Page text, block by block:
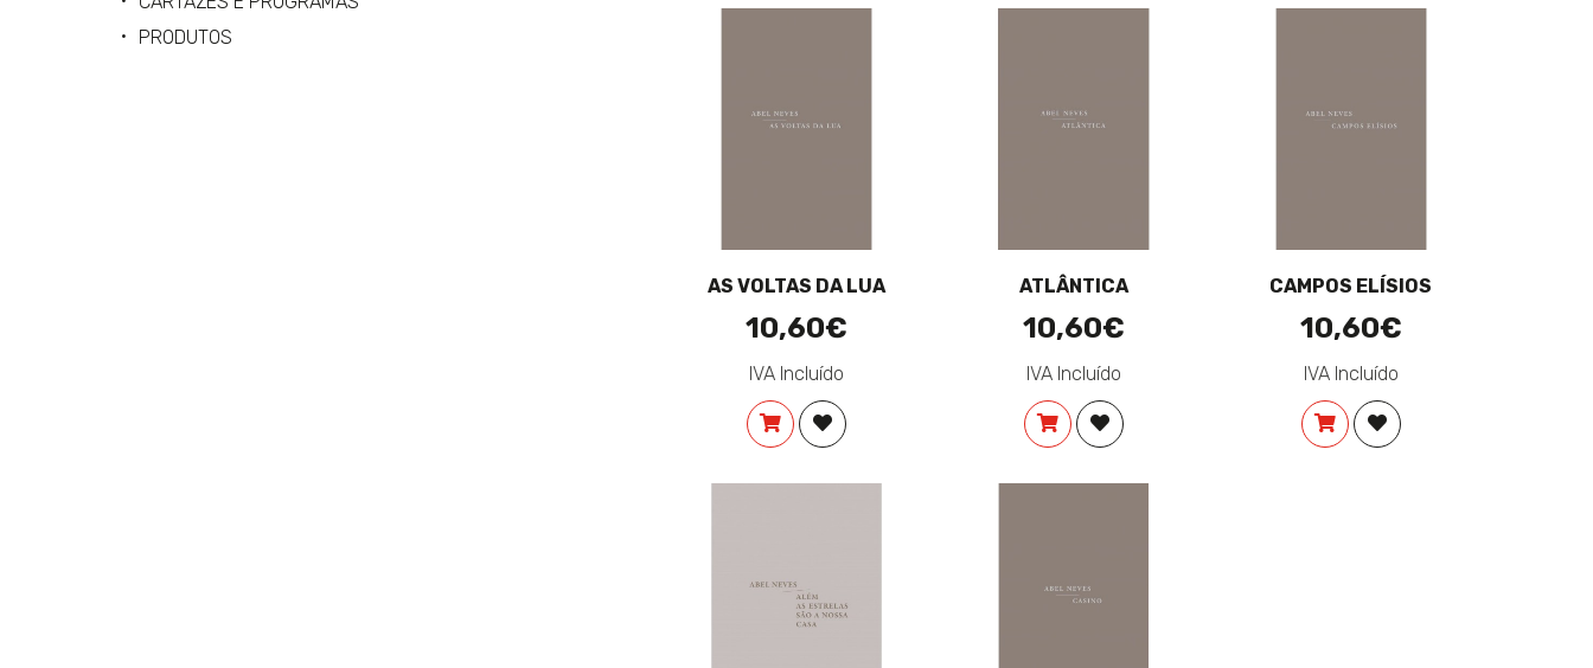
AS VOLTAS DA LUA
10,60€
IVA Incluído
COMPRARADICIONAR À LISTA DE DESEJOS
ATLÂNTICA
10,60€
IVA Incluído
COMPRARADICIONAR À LISTA DE DESEJOS
CAMPOS ELÍSIOS
10,60€
IVA Incluído
COMPRARADICIONAR À LISTA DE
PRODUTOS